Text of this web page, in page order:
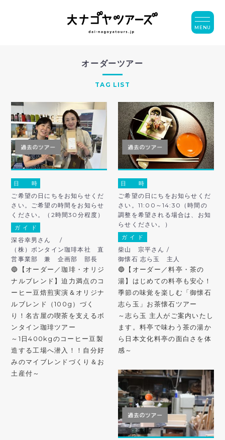
オーダーツアー
TAG LIST
日 時
ご希望の日にちをお知らせくだ
さい。ご希望の時間をお知らせ
ください。（2時間30分程度）
ガ イ ド
深谷幸男さん /
（株）ボンタイン珈琲本社 直
営事業部 兼 企画部 部長
🔵【オーダー／珈琲・オリジ
ナルブレンド】迫力満点のコ
ーヒー豆焙煎実演＆オリジナ
ルブレンド（100g）づく
り！名古屋の喫茶を支えるボ
ンタイン珈琲ツアー
～1日400kgのコーヒー豆製
造する工場へ潜入！！自分好
みのマイブレンドづくり＆お
土産付～
日 時
ご希望の日にちをお知らせくだ
さい。11:00～14:30（時間の
調整を希望される場合は、お知
らせください。）
ガ イ ド
柴山 宗平さん /
御懐石 志ら玉 主人
🔵【オーダー／料亭・茶の
湯】はじめての料亭も安心！
季節の味覚を楽しむ「御懐石
志ら玉」お茶懐石ツアー
～志ら玉 主人がご案内いたし
ます。料亭で味わう茶の湯か
ら日本文化料亭の面白さを体
感～
MENU